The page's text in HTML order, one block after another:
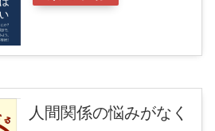
人間関係の悩みがなく